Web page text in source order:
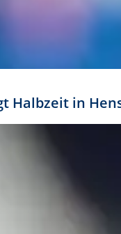
Halbzeit in